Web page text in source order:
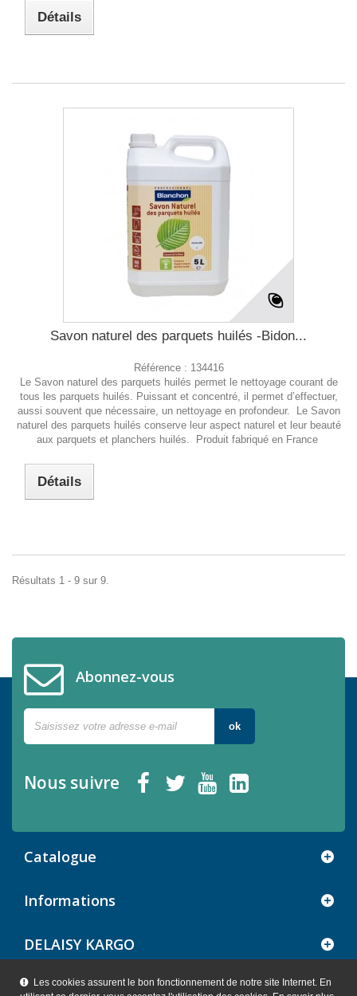
Les cookies assurent le bon fonctionnement de notre site Internet. En
Détails
Savon naturel des parquets huilés -Bidon...
Référence : 134416
Le Savon naturel des parquets huilés permet le nettoyage courant de
tous les parquets huilés. Puissant et concentré, il permet d’effectuer,
aussi souvent que nécessaire, un nettoyage en profondeur. Le Savon
naturel des parquets huilés conserve leur aspect naturel et leur beauté
aux parquets et planchers huilés. Produit fabriqué en France
Détails
Résultats 1 - 9 sur 9.
Abonnez-vous
ok
Nous suivre
Catalogue
Informations
DELAISY KARGO